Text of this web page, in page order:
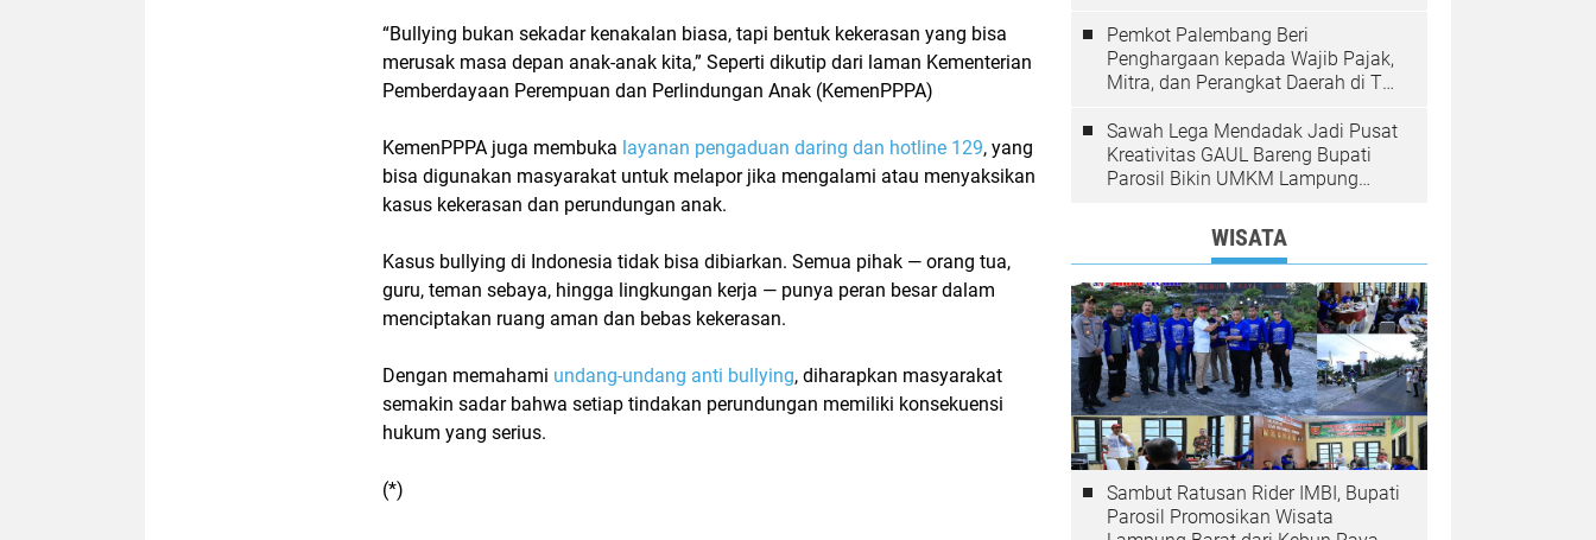
“Bullying bukan sekadar kenakalan biasa, tapi bentuk kekerasan yang bisa
merusak masa depan anak-anak kita,” Seperti dikutip dari laman Kementerian
Pemberdayaan Perempuan dan Perlindungan Anak (KemenPPPA)
KemenPPPA juga membuka layanan pengaduan daring dan hotline 129, yang
bisa digunakan masyarakat untuk melapor jika mengalami atau menyaksikan
kasus kekerasan dan perundungan anak.
Kasus bullying di Indonesia tidak bisa dibiarkan. Semua pihak — orang tua,
guru, teman sebaya, hingga lingkungan kerja — punya peran besar dalam
menciptakan ruang aman dan bebas kekerasan.
Dengan memahami undang-undang anti bullying, diharapkan masyarakat
semakin sadar bahwa setiap tindakan perundungan memiliki konsekuensi
hukum yang serius.
(*)
Pemkot Palembang Beri
Penghargaan kepada Wajib Pajak,
Mitra, dan Perangkat Daerah di The
Sawah Lega Mendadak Jadi Pusat
Kreativitas GAUL Bareng Bupati
Parosil Bikin UMKM Lampung
WISATA
Sambut Ratusan Rider IMBI, Bupati
Parosil Promosikan Wisata